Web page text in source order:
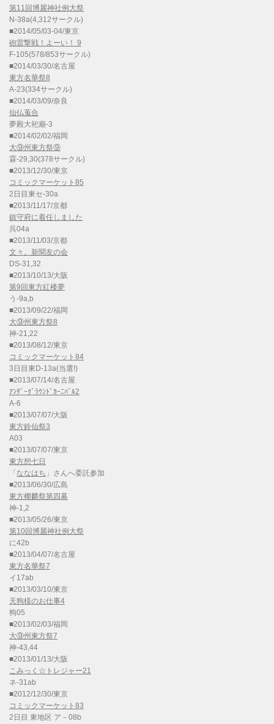
第11回博麗神社例大祭
N-38a(4,312サークル)
■2014/05/03-04/東京
砲雷撃戦！よーい！ 9
F-105(578/853サークル)
■2014/03/30/名古屋
東方名華祭8
A-23(334サークル)
■2014/03/09/奈良
仙仏蒐合
夢殿大祀廟-3
■2014/02/02/福岡
大⑨州東方祭⑨
霖-29,30(378サークル)
■2013/12/30/東京
コミックマーケット85
2日目東セ-30a
■2013/11/17/京都
鎮守府に着任しました
呉04a
■2013/11/03/京都
文々。新聞友の会
DS-31,32
■2013/10/13/大阪
第9回東方紅楼夢
う-9a,b
■2013/09/22/福岡
大⑨州東方祭8
神-21,22
■2013/08/12/東京
コミックマーケット84
3日目東D-13a(当選!)
■2013/07/14/名古屋
ｱﾝﾀﾞｰｸﾞﾗｳﾝﾄﾞｶｰﾆﾊﾞﾙ2
A-6
■2013/07/07/大阪
東方鈴仙祭3
A03
■2013/07/07/東京
東方想七日
「 ななはち 」さんへ委託参加
■2013/06/30/広島
東方椰麟祭第四幕
神-1,2
■2013/05/26/東京
第10回博麗神社例大祭
に42b
■2013/04/07/名古屋
東方名華祭7
イ17ab
■2013/03/10/東京
天狗様のお仕事4
狗05
■2013/02/03/福岡
大⑨州東方祭7
神-43,44
■2013/01/13/大阪
こみっく☆トレジャー21
ネ-31ab
■2012/12/30/東京
コミックマーケット83
2日目 東地区 ア－08b